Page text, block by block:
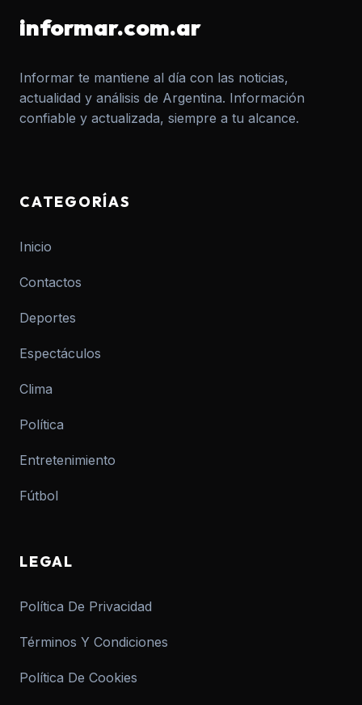
informar.com.ar
Informar te mantiene al día con las noticias,
actualidad y análisis de Argentina. Información
confiable y actualizada, siempre a tu alcance.
CATEGORÍAS
Inicio
Contactos
Deportes
Espectáculos
Clima
Política
Entretenimiento
Fútbol
LEGAL
Política De Privacidad
Términos Y Condiciones
Política De Cookies